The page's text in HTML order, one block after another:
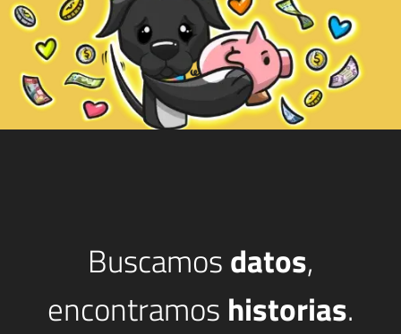
Buscamosdatos,
encontramos historias.